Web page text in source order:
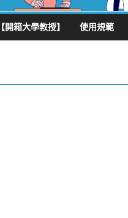
【開箱大學教授】 使用規範